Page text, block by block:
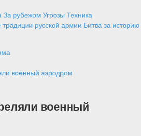
За рубежом Угрозы Техника
традиции русской армии Битва за историю
военный аэродром
военный